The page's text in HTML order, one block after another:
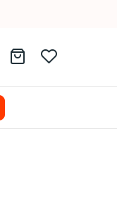
Identifiez-vousAller au panier